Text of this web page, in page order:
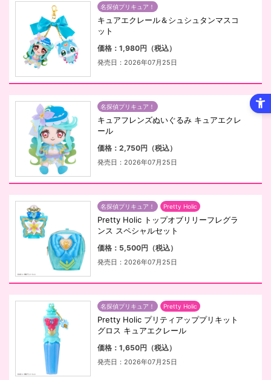
名探偵プリキュア！
キュアエクレール＆シュシュタンマスコ
ット
価格：1,980円（税込）
発売日：2026年07月25日
名探偵プリキュア！
キュアフレンズぬいぐるみ キュアエクレ
ール
価格：2,750円（税込）
発売日：2026年07月25日
名探偵プリキュア！ Pretty Holic
Pretty Holic トップオブリリーフレグラ
ンス スペシャルセット
価格：5,500円（税込）
発売日：2026年07月25日
名探偵プリキュア！ Pretty Holic
Pretty Holic プリティアッププリキット
グロス キュアエクレール
価格：1,650円（税込）
発売日：2026年07月25日